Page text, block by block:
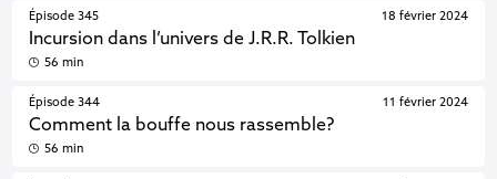
Épisode 345
Incursion dans l’univers de J.R.R. Tolkien
18 février 2024
56 min
Épisode 344
Comment la bouffe nous rassemble?
11 février 2024
56 min